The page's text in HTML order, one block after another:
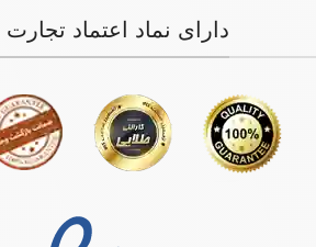
دارای نماد اعتماد تجارت